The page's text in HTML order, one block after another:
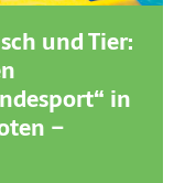
und Tier:
in
–